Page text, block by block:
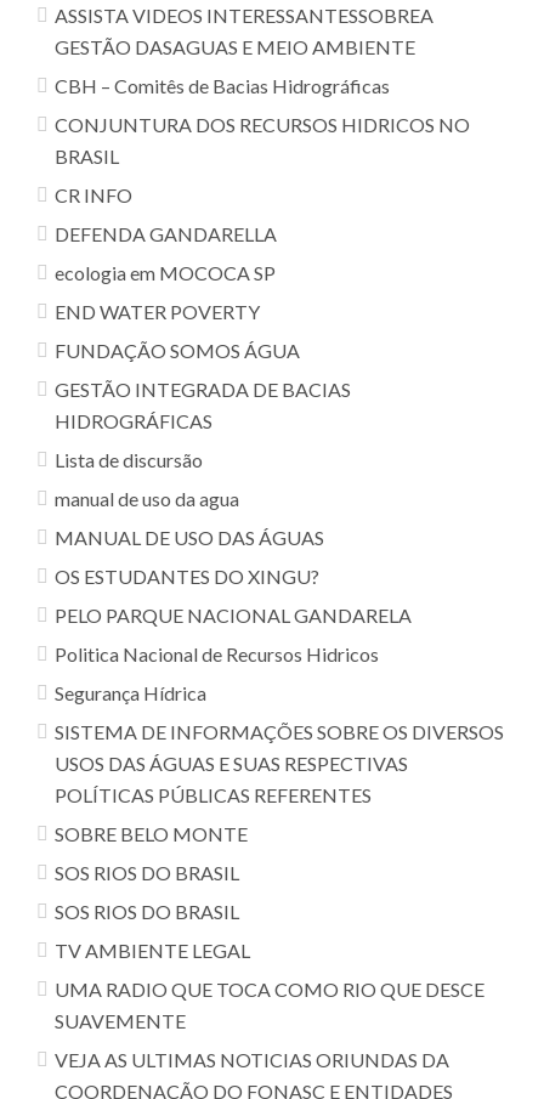
ASSISTA VIDEOS INTERESSANTESSOBREA
GESTÃO DASAGUAS E MEIO AMBIENTE
CBH – Comitês de Bacias Hidrográficas
CONJUNTURA DOS RECURSOS HIDRICOS NO
BRASIL
CR INFO
DEFENDA GANDARELLA
ecologia em MOCOCA SP
END WATER POVERTY
FUNDAÇÃO SOMOS ÁGUA
GESTÃO INTEGRADA DE BACIAS
HIDROGRÁFICAS
Lista de discursão
manual de uso da agua
MANUAL DE USO DAS ÁGUAS
OS ESTUDANTES DO XINGU?
PELO PARQUE NACIONAL GANDARELA
Politica Nacional de Recursos Hidricos
Segurança Hídrica
SISTEMA DE INFORMAÇÕES SOBRE OS DIVERSOS
USOS DAS ÁGUAS E SUAS RESPECTIVAS
POLÍTICAS PÚBLICAS REFERENTES
SOBRE BELO MONTE
SOS RIOS DO BRASIL
SOS RIOS DO BRASIL
TV AMBIENTE LEGAL
UMA RADIO QUE TOCA COMO RIO QUE DESCE
SUAVEMENTE
VEJA AS ULTIMAS NOTICIAS ORIUNDAS DA
COORDENAÇÃO DO FONASC E ENTIDADES